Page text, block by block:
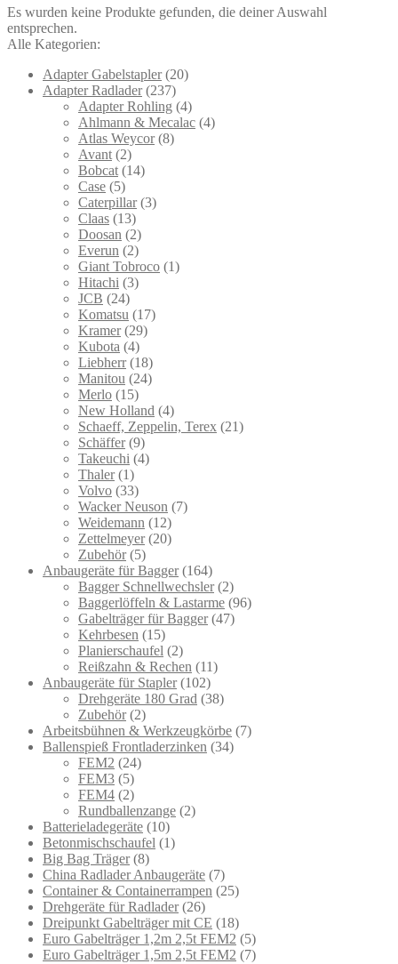
Es wurden keine Produkte gefunden, die deiner Auswahl
entsprechen.
Alle Kategorien:
Adapter Gabelstapler (20)
Adapter Radlader (237)
Adapter Rohling (4)
Ahlmann & Mecalac (4)
Atlas Weycor (8)
Avant (2)
Bobcat (14)
Case (5)
Caterpillar (3)
Claas (13)
Doosan (2)
Everun (2)
Giant Tobroco (1)
Hitachi (3)
JCB (24)
Komatsu (17)
Kramer (29)
Kubota (4)
Liebherr (18)
Manitou (24)
Merlo (15)
New Holland (4)
Schaeff, Zeppelin, Terex (21)
Schäffer (9)
Takeuchi (4)
Thaler (1)
Volvo (33)
Wacker Neuson (7)
Weidemann (12)
Zettelmeyer (20)
Zubehör (5)
Anbaugeräte für Bagger (164)
Bagger Schnellwechsler (2)
Baggerlöffeln & Lastarme (96)
Gabelträger für Bagger (47)
Kehrbesen (15)
Planierschaufel (2)
Reißzahn & Rechen (11)
Anbaugeräte für Stapler (102)
Drehgeräte 180 Grad (38)
Zubehör (2)
Arbeitsbühnen & Werkzeugkörbe (7)
Ballenspieß Frontladerzinken (34)
FEM2 (24)
FEM3 (5)
FEM4 (2)
Rundballenzange (2)
Batterieladegeräte (10)
Betonmischschaufel (1)
Big Bag Träger (8)
China Radlader Anbaugeräte (7)
Container & Containerrampen (25)
Drehgeräte für Radlader (26)
Dreipunkt Gabelträger mit CE (18)
Euro Gabelträger 1,2m 2,5t FEM2 (5)
Euro Gabelträger 1,5m 2,5t FEM2 (7)